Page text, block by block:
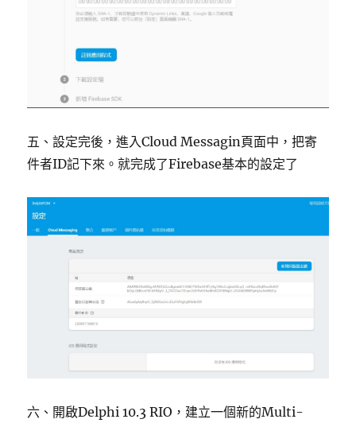
五、設定完後，進入Cloud Messagin頁面中，把寄
件者ID記下來。就完成了Firebase基本的設定了
六、開啟Delphi 10.3 RIO，建立一個新的Multi-